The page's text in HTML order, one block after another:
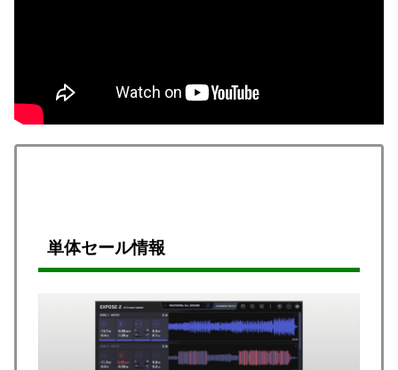
単体セール情報